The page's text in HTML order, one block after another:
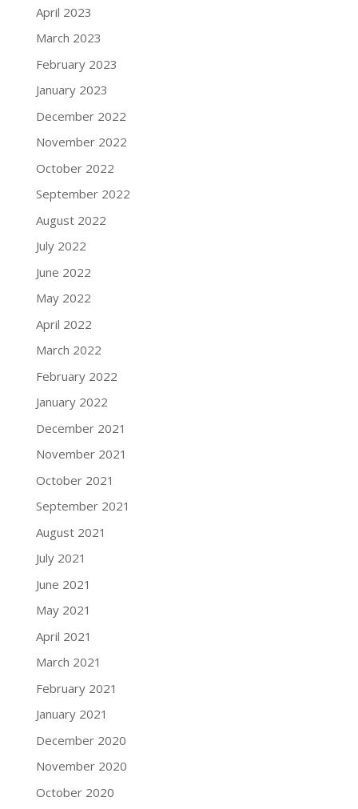
April 2023
March 2023
February 2023
January 2023
December 2022
November 2022
October 2022
September 2022
August 2022
July 2022
June 2022
May 2022
April 2022
March 2022
February 2022
January 2022
December 2021
November 2021
October 2021
September 2021
August 2021
July 2021
June 2021
May 2021
April 2021
March 2021
February 2021
January 2021
December 2020
November 2020
October 2020